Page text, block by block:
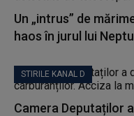
Un „intrus” de
haos în jurul lui
STIRILE KANAL D
Camera Deputaților